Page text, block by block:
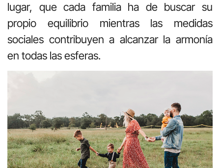
lugar, que cada familia ha de buscar su
propio equilibrio mientras las medidas
sociales contribuyen a alcanzar la armonía
en todas las esferas.